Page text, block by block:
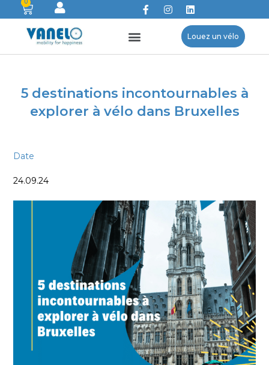
0
Louez un vélo
5 destinations incontournables à
explorer à vélo dans Bruxelles
Date
24.09.24